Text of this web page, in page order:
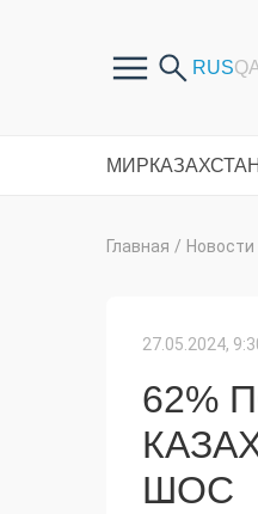
МИРКАЗАХСТАН
Главная / Новости
27.05.2024,
62%
ШОС